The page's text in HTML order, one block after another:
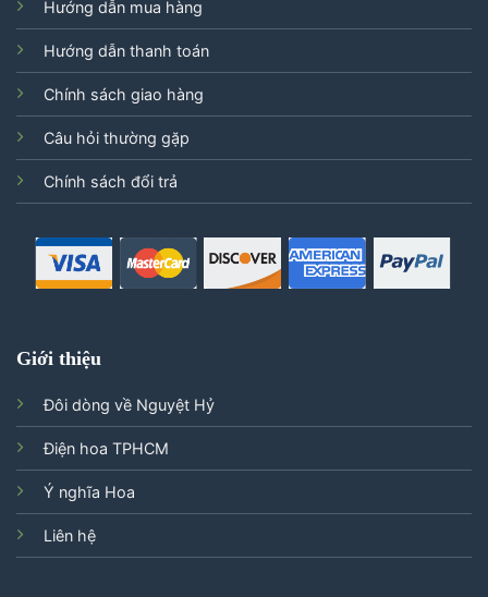
Hướng dẫn mua hàng
Hướng dẫn thanh toán
Chính sách giao hàng
Câu hỏi thường gặp
Chính sách đổi trả
Giới thiệu
Đôi dòng về Nguyệt Hỷ
Điện hoa TPHCM
Ý nghĩa Hoa
Liên hệ